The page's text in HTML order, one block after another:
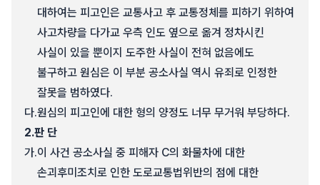
대하여는 피고인은 교통사고 후 교통정체를 피하기 위하여
사고차량을 다가교 우측 인도 옆으로 옮겨 정차시킨
사실이 있을 뿐이지 도주한 사실이 전혀 없음에도
불구하고 원심은 이 부분 공소사실 역시 유죄로 인정한
잘못을 범하였다.
다.원심의 피고인에 대한 형의 양정도 너무 무거워 부당하다.
2.판 단
가.이 사건 공소사실 중 피해자 C의 화물차에 대한
손괴후미조치로 인한 도로교통법위반의 점에 대한